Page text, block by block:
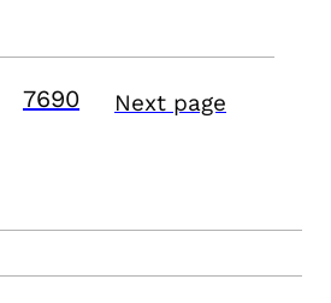
7690 Next page